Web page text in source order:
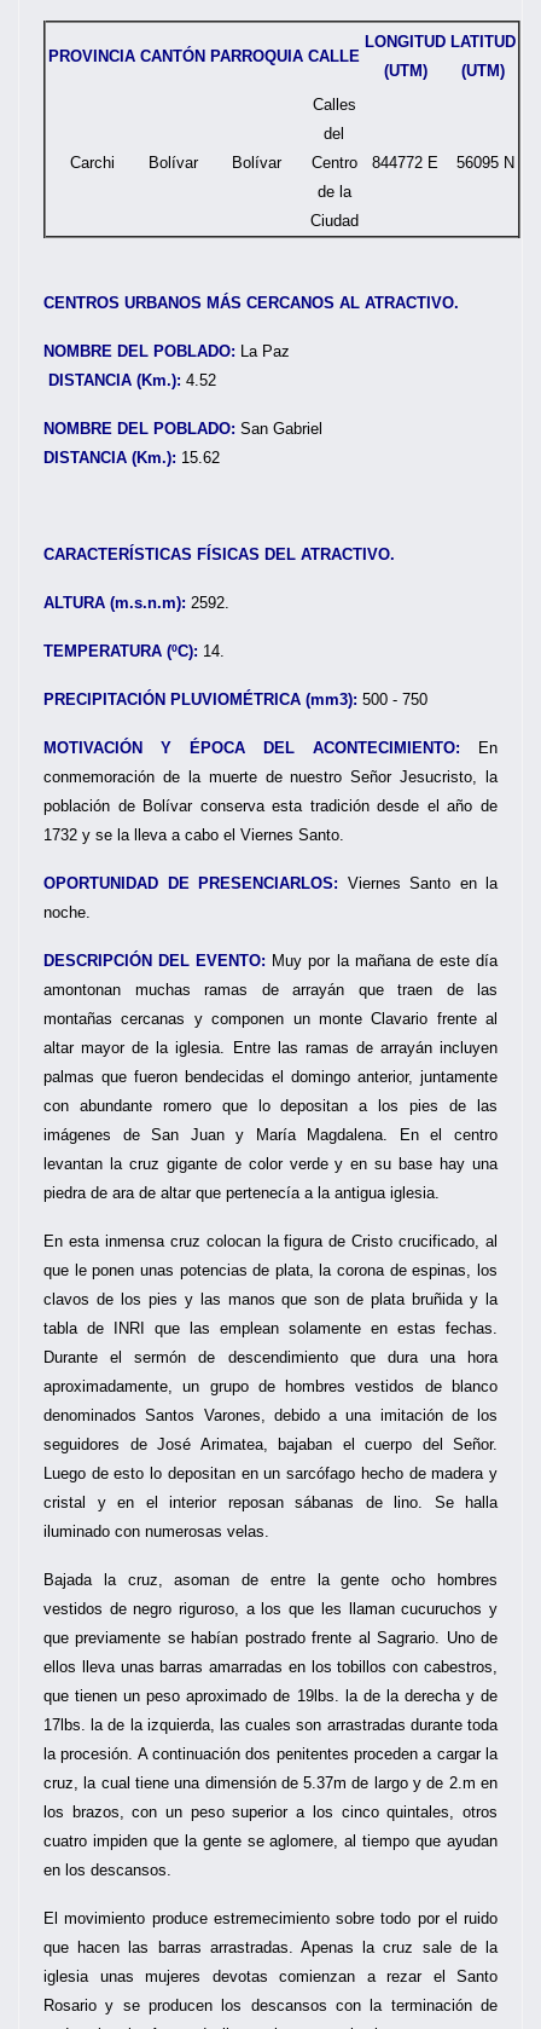
PROVINCIA CANTÓN PARROQUIA CALLE
LONGITUD
(UTM)
LATITUD
(UTM)
Carchi Bolívar Bolívar
Calles
del
Centro
de la
Ciudad
844772 E 56095 N
CENTROS URBANOS MÁS CERCANOS AL ATRACTIVO.
NOMBRE DEL POBLADO: La Paz
DISTANCIA (Km.): 4.52
NOMBRE DEL POBLADO: San Gabriel
DISTANCIA (Km.): 15.62
CARACTERÍSTICAS FÍSICAS DEL ATRACTIVO.
ALTURA (m.s.n.m): 2592.
TEMPERATURA (ºC): 14.
PRECIPITACIÓN PLUVIOMÉTRICA (mm3): 500 - 750
MOTIVACIÓN Y ÉPOCA DEL ACONTECIMIENTO: En
conmemoración de la muerte de nuestro Señor Jesucristo, la
población de Bolívar conserva esta tradición desde el año de
1732 y se la lleva a cabo el Viernes Santo.
OPORTUNIDAD DE PRESENCIARLOS: Viernes Santo en la
noche.
DESCRIPCIÓN DEL EVENTO: Muy por la mañana de este día
amontonan muchas ramas de arrayán que traen de las
montañas cercanas y componen un monte Clavario frente al
altar mayor de la iglesia. Entre las ramas de arrayán incluyen
palmas que fueron bendecidas el domingo anterior, juntamente
con abundante romero que lo depositan a los pies de las
imágenes de San Juan y María Magdalena. En el centro
levantan la cruz gigante de color verde y en su base hay una
piedra de ara de altar que pertenecía a la antigua iglesia.
En esta inmensa cruz colocan la figura de Cristo crucificado, al
que le ponen unas potencias de plata, la corona de espinas, los
clavos de los pies y las manos que son de plata bruñida y la
tabla de INRI que las emplean solamente en estas fechas.
Durante el sermón de descendimiento que dura una hora
aproximadamente, un grupo de hombres vestidos de blanco
denominados Santos Varones, debido a una imitación de los
seguidores de José Arimatea, bajaban el cuerpo del Señor.
Luego de esto lo depositan en un sarcófago hecho de madera y
cristal y en el interior reposan sábanas de lino. Se halla
iluminado con numerosas velas.
Bajada la cruz, asoman de entre la gente ocho hombres
vestidos de negro riguroso, a los que les llaman cucuruchos y
que previamente se habían postrado frente al Sagrario. Uno de
ellos lleva unas barras amarradas en los tobillos con cabestros,
que tienen un peso aproximado de 19lbs. la de la derecha y de
17lbs. la de la izquierda, las cuales son arrastradas durante toda
la procesión. A continuación dos penitentes proceden a cargar la
cruz, la cual tiene una dimensión de 5.37m de largo y de 2.m en
los brazos, con un peso superior a los cinco quintales, otros
cuatro impiden que la gente se aglomere, al tiempo que ayudan
en los descansos.
El movimiento produce estremecimiento sobre todo por el ruido
que hacen las barras arrastradas. Apenas la cruz sale de la
iglesia unas mujeres devotas comienzan a rezar el Santo
Rosario y se producen los descansos con la terminación de